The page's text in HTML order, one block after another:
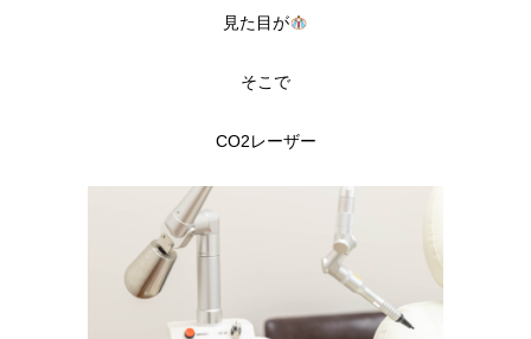
見た目が
そこで
CO2レーザー